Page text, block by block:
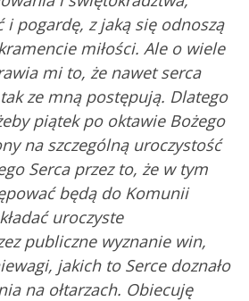
i pogardę, z jaką się odnoszą
miłości. Ale o wiele
mi to, że nawet serca
ze mną postępują. Dlatego
piątek po oktawie Bożego
na szczególną uroczystość
Serca przez to, że w tym
będą do Komunii
uroczyste
publiczne wyznanie win,
jakich to Serce doznało
na ołtarzach. Obiecuję